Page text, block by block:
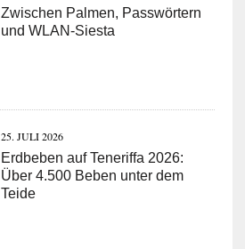
Zwischen Palmen, Passwörtern
und WLAN-Siesta
25. JULI 2026
Erdbeben auf Teneriffa 2026:
Über 4.500 Beben unter dem
Teide